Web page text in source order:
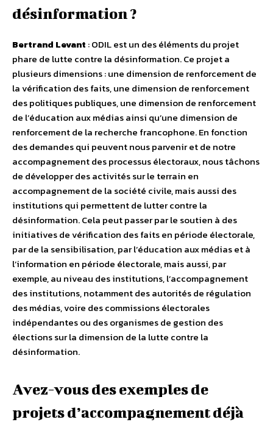
désinformation ?
Bertrand Levant : ODIL est un des éléments du projet
phare de lutte contre la désinformation. Ce projet a
plusieurs dimensions : une dimension de renforcement de
la vérification des faits, une dimension de renforcement
des politiques publiques, une dimension de renforcement
de l’éducation aux médias ainsi qu’une dimension de
renforcement de la recherche francophone. En fonction
des demandes qui peuvent nous parvenir et de notre
accompagnement des processus électoraux, nous tâchons
de développer des activités sur le terrain en
accompagnement de la société civile, mais aussi des
institutions qui permettent de lutter contre la
désinformation. Cela peut passer par le soutien à des
initiatives de vérification des faits en période électorale,
par de la sensibilisation, par l’éducation aux médias et à
l’information en période électorale, mais aussi, par
exemple, au niveau des institutions, l’accompagnement
des institutions, notamment des autorités de régulation
des médias, voire des commissions électorales
indépendantes ou des organismes de gestion des
élections sur la dimension de la lutte contre la
désinformation.
Avez-vous des exemples de
projets d’accompagnement déjà